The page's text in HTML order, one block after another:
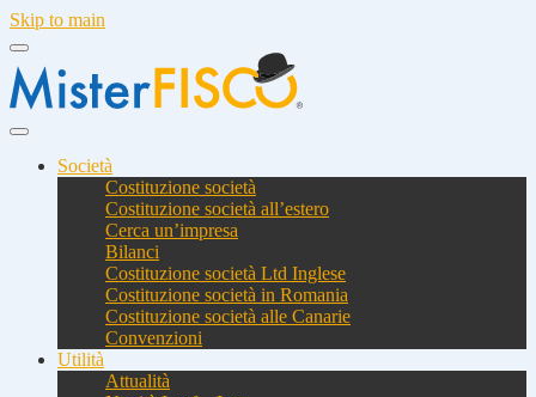
Skip to main
Società
Costituzione società
Costituzione società all’estero
Cerca un’impresa
Bilanci
Costituzione società Ltd Inglese
Costituzione società in Romania
Costituzione società alle Canarie
Convenzioni
Utilità
Attualità